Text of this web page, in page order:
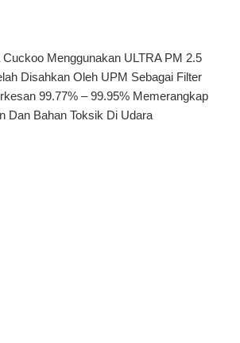
Menggunakan ULTRA PM 2.5
Disahkan Oleh UPM Sebagai Filter
99.77% – 99.95% Memerangkap
Dan Bahan Toksik Di Udara